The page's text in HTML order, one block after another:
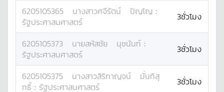
6205105365 นางสาวศจีรัตน์ ปัญโญ :
รัฐประศาสนศาสตร์
3ชั่วโมง
6205105373 นายสหัสชัย นุชนันท์ :
รัฐประศาสนศาสตร์
3ชั่วโมง
6205105375 นางสาวสิริกาญจน์
มั่นทิสุ
ทธิ์ : รัฐประศาสนศาสตร์ 3ชั่วโมง